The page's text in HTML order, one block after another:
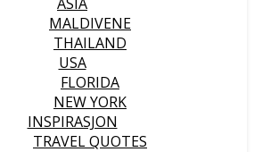
MALDIVENE
THAILAND
USA
FLORIDA
NEW YORK
INSPIRASJON
TRAVEL QUOTES